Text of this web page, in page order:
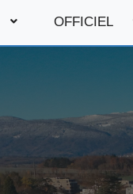
OFFICIEL